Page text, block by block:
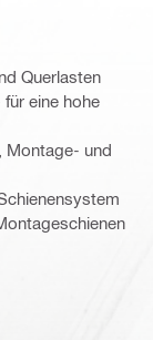
Querlasten
eine hohe
Montage- und